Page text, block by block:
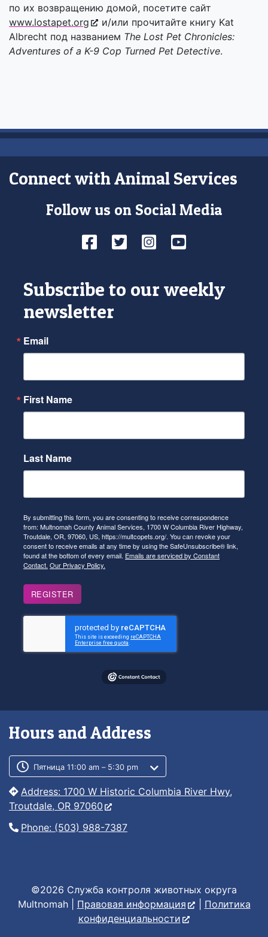
по их возвращению домой, посетите сайт
www.lostapet.org
и/или прочитайте книгу Kat
Albrecht под названием The Lost Pet Chronicles:
Adventures of a K-9 Cop Turned Pet Detective.
Connect with Animal Services
Follow us on Social Media
Facebook
TwitterInstagram
YouTube
Subscribe to our weekly
newsletter
Email
First Name
Last Name
By submitting this form, you are consenting to receive correspondence
from: Multnomah County Animal Services, 1700 W Columbia River Highway,
Troutdale, OR, 97060, US, https://multcopets.org/. You can revoke your
consent to receive emails at any time by using the SafeUnsubscribe® link,
found at the bottom of every email. Emails are serviced by Constant
Contact. Our Privacy Policy.
REGISTER
Hours and Address
Customer service phone number
Customer service weekly hours
Пятница 11:00 am – 5:30 pm
Address: 1700 W Historic Columbia River Hwy,
Troutdale, OR 97060
Phone: (503) 988-7387
©2026 Служба контроля животных округа
Multnomah | Правовая информация
Политика
конфиденциальности